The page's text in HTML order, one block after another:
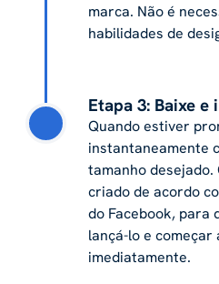
marca. Não é
habilidades de
Etapa 3: Baixe e
Quando estiver
instantaneamente
tamanho desejado.
criado de acordo
do Facebook, para
lançá-lo e
imediatamente.